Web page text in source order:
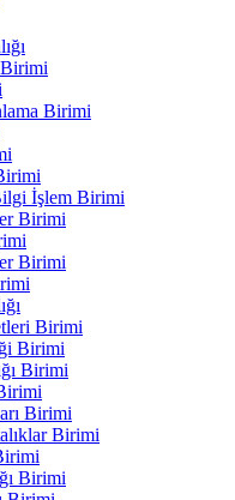
Birimi
İşlem Birimi
Birimi
Birimi
Birimi
Birimi
Birimi
Birimi
Birimi
Birimi